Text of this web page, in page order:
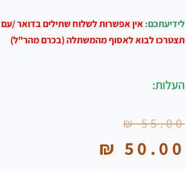
לידיעתכם:אין אפשרות לשלוח שתילים בדואר /
תצטרכו לבוא לאסוף מהמשתלה (בכרם מהר"ל)
העלות:
₪55.00
המחיר
המקורי
₪ 50.00
המחיר
הנוכחי